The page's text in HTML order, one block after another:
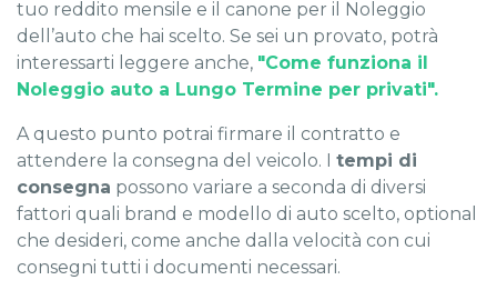
tuo reddito mensile e il canone per il Noleggio
dell’auto che hai scelto. Se sei un provato, potrà
interessarti leggere anche, "Come funziona il
Noleggio auto a Lungo Termine per privati".
A questo punto potrai firmare il contratto e
attendere la consegna del veicolo. I tempi di
consegna possono variare a seconda di diversi
fattori quali brand e modello di auto scelto, optional
che desideri, come anche dalla velocità con cui
consegni tutti i documenti necessari.